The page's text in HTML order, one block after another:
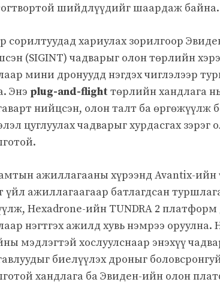
шийдлүүдийг шаардаж байна.
сорилтуудад хариулах зорилгоор
(SIGINT) чадварыг олон төрлийн
мини дронуудд нэгдэх чиглэлээр
Энэ plug-and-flight төрлийн хандлага
нийцсэн, олон талт ба өргөжүүлж
цуглуулах чадварыг хурдасгах зэрэг
ажиллагааны хүрээнд Avantix-
үйл ажиллагаагаар батлагдсан
Hexadrone-ийн TUNDRA 2
нэгтгэх ажилд хувь нэмрээ
мэдлэгтэй хослуулснаар энэхүү
биелүүлэх дроныг
хандлага ба Эвиден-ийн олон